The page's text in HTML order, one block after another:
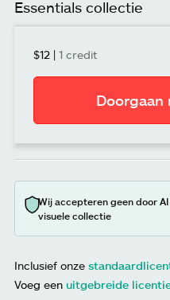
Essentials collectie
$12 | 1 credit
Doorgaan
Wij accepteren geen door
visuele collectie
Inclusief onze
Voeg een uitgebreide